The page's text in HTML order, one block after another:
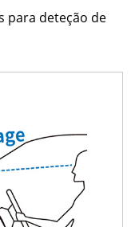
para deteção de